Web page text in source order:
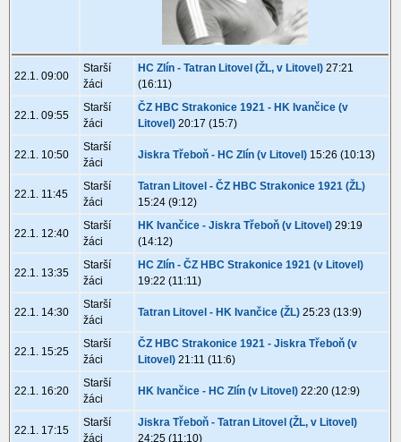
22.1. 09:00
Starší
žáci
HC Zlín - Tatran Litovel (ŽL, v Litovel) 27:21
(16:11)
22.1. 09:55
Starší
žáci
ČZ HBC Strakonice 1921 - HK Ivančice (v
Litovel) 20:17 (15:7)
22.1. 10:50
Starší
žáci
Jiskra Třeboň - HC Zlín (v Litovel) 15:26 (10:13)
22.1. 11:45
Starší
žáci
Tatran Litovel - ČZ HBC Strakonice 1921 (ŽL)
15:24 (9:12)
22.1. 12:40
Starší
žáci
HK Ivančice - Jiskra Třeboň (v Litovel) 29:19
(14:12)
22.1. 13:35
Starší
žáci
HC Zlín - ČZ HBC Strakonice 1921 (v Litovel)
19:22 (11:11)
22.1. 14:30
Starší
žáci
Tatran Litovel - HK Ivančice (ŽL) 25:23 (13:9)
22.1. 15:25
Starší
žáci
ČZ HBC Strakonice 1921 - Jiskra Třeboň (v
Litovel) 21:11 (11:6)
22.1. 16:20
Starší
žáci
HK Ivančice - HC Zlín (v Litovel) 22:20 (12:9)
22.1. 17:15
Starší
žáci
Jiskra Třeboň - Tatran Litovel (ŽL, v Litovel)
24:25 (11:10)